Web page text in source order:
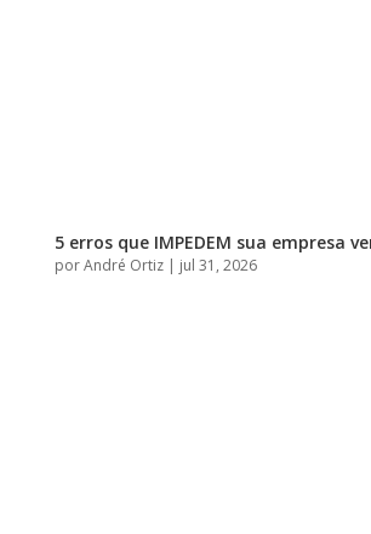
5 erros que IMPEDEM sua empresa
porAndré Ortiz| jul 31, 2026